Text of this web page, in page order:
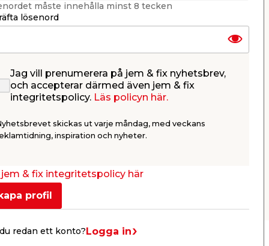
Adventsljusstake 7-armad
Vit Konstsmide
150,00
Se mer
måste innehålla minst 8 tecken
lösenord
Jag vill prenumerera på jem & fix nyhetsbrev,
och accepterar därmed även jem & fix
integritetspolicy. Läs policyn här.
skickas ut varje måndag, med veckans
inspiration och nyheter.
jem & fix integritetspolicy här
profil
redan ett konto?Logga in